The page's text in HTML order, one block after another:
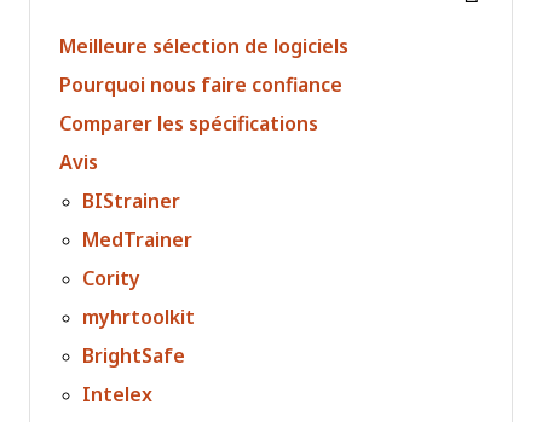
Meilleure sélection de logiciels
Pourquoi nous faire confiance
Comparer les spécifications
Avis
BIStrainer
MedTrainer
Cority
myhrtoolkit
BrightSafe
Intelex